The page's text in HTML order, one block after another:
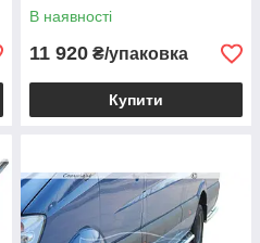
В наявності
11 920 ₴/упаковка
Купити